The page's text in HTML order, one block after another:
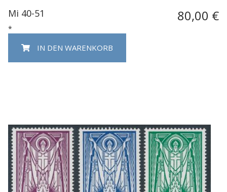
Mi 40-51 80,00 €
*
IN DEN WARENKORB